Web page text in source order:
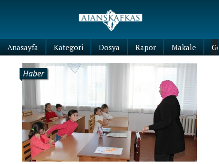
Anasayfa Kategori Dosya Rapor Makale
Haber